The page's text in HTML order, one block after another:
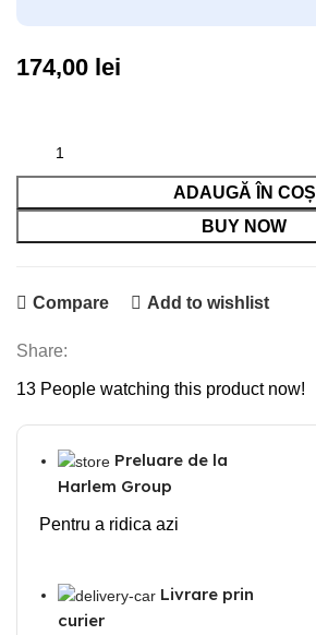
174,00 lei
ADAUGĂ ÎN COȘ
BUY NOW
Compare Add to wishlist
Share:
13 People watching this product now!
Preluare de la
Harlem Group
Pentru a ridica azi
Livrare prin
curier